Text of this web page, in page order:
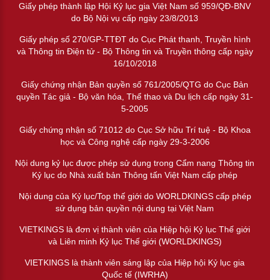
Giấy phép thành lập Hội Kỷ lục gia Việt Nam số 959/QĐ-BNV
do Bộ Nội vụ cấp ngày 23/8/2013
Giấy phép số 270/GP-TTĐT do Cục Phát thanh, Truyền hình
và Thông tin Điện tử - Bộ Thông tin và Truyền thông cấp ngày
16/10/2018
Giấy chứng nhận Bản quyền số 761/2005/QTG do Cục Bản
quyền Tác giả - Bộ văn hóa, Thể thao và Du lịch cấp ngày 31-
5-2005
Giấy chứng nhận số 71012 do Cục Sở hữu Trí tuệ - Bộ Khoa
học và Công nghệ cấp ngày 29-3-2006
Nội dung kỷ lục được phép sử dụng trong Cẩm nang Thông tin
Kỷ lục do Nhà xuất bản Thông tấn Việt Nam cấp phép
Nội dung của Kỷ lục/Top thế giới do WORLDKINGS cấp phép
sử dụng bản quyền nội dung tại Việt Nam
VIETKINGS là đơn vị thành viên của Hiệp hội Kỷ lục Thế giới
và Liên minh Kỷ lục Thế giới (WORLDKINGS)
VIETKINGS là thành viên sáng lập của Hiệp hội Kỷ lục gia
Quốc tế (IWRHA)